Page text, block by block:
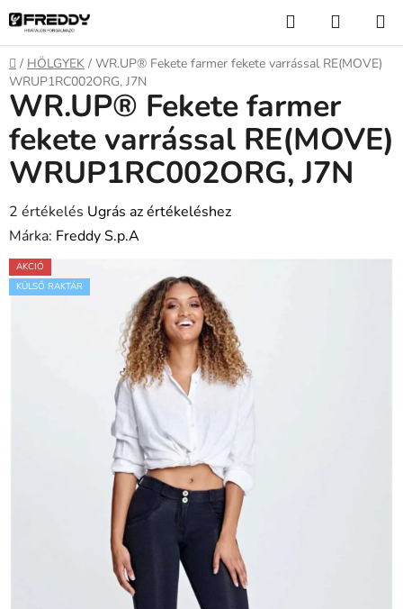
Ugrás
fő
tartalomhoz
KeresésKOSÁR
Kezdőlap
/ HÖLGYEK / WR.UP® Fekete farmer fekete varrással RE(MOVE)
WRUP1RC002ORG, J7N
WR.UP® Fekete farmer
fekete varrással RE(MOVE)
WRUP1RC002ORG, J7N
A
termék
átlagos
értékelése
2 értékelés Ugrás az értékeléshez
Márka: Freddy S.p.A
AKCIÓ
KÜLSŐ RAKTÁR